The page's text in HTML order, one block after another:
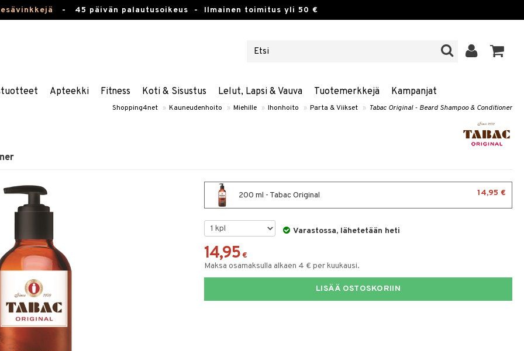
- 45 päivän palautusoikeus - Ilmainen toimitus yli 50 €
Apteekki Fitness Koti & Sisustus Lelut, Lapsi & Vauva Tuotemerkkejä Kampanjat
Shopping4net » Kauneudenhoito » Miehille » Ihonhoito » Parta & Viikset » Tabac Original - Beard Shampoo & Conditioner
200 ml - Tabac Original 14,95 €
Varastossa, lähetetään heti
14,95 €
Maksa osamaksulla alkaen 4 € per kuukausi.
LISÄÄ OSTOSKORIIN